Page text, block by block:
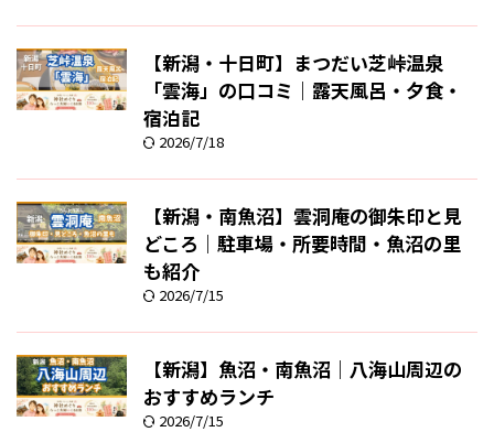
【新潟・十日町】まつだい芝峠温泉
「雲海」の口コミ｜露天風呂・夕食・
宿泊記
2026/7/18
【新潟・南魚沼】雲洞庵の御朱印と見
どころ｜駐車場・所要時間・魚沼の里
も紹介
2026/7/15
【新潟】魚沼・南魚沼｜八海山周辺の
おすすめランチ
2026/7/15